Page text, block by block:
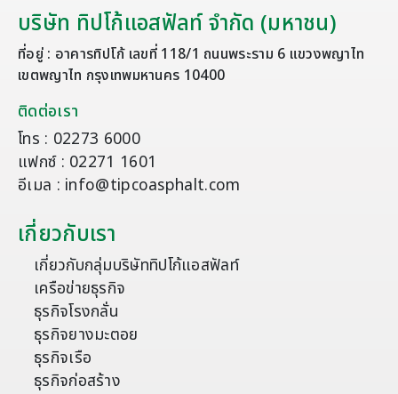
บริษัท ทิปโก้แอสฟัลท์ จำกัด (มหาชน)
ที่อยู่ : อาคารทิปโก้ เลขที่ 118/1 ถนนพระราม 6 แขวงพญาไท
เขตพญาไท กรุงเทพมหานคร 10400
ติดต่อเรา
โทร : 02273 6000
แฟกซ์ : 02271 1601
อีเมล : info@tipcoasphalt.com
เกี่ยวกับเรา
เกี่ยวกับกลุ่มบริษัททิปโก้แอสฟัลท์
เครือข่ายธุรกิจ
ธุรกิจโรงกลั่น
ธุรกิจยางมะตอย
ธุรกิจเรือ
ธุรกิจก่อสร้าง